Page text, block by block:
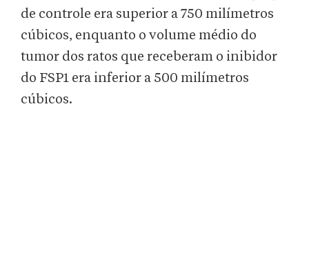
de controle era superior a 750 milímetros
cúbicos, enquanto o volume médio do
tumor dos ratos que receberam o inibidor
do FSP1 era inferior a 500 milímetros
cúbicos.